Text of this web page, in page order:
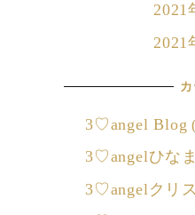
2021
2021
3♡angel Blog
3♡angelひな
3♡angelクリ